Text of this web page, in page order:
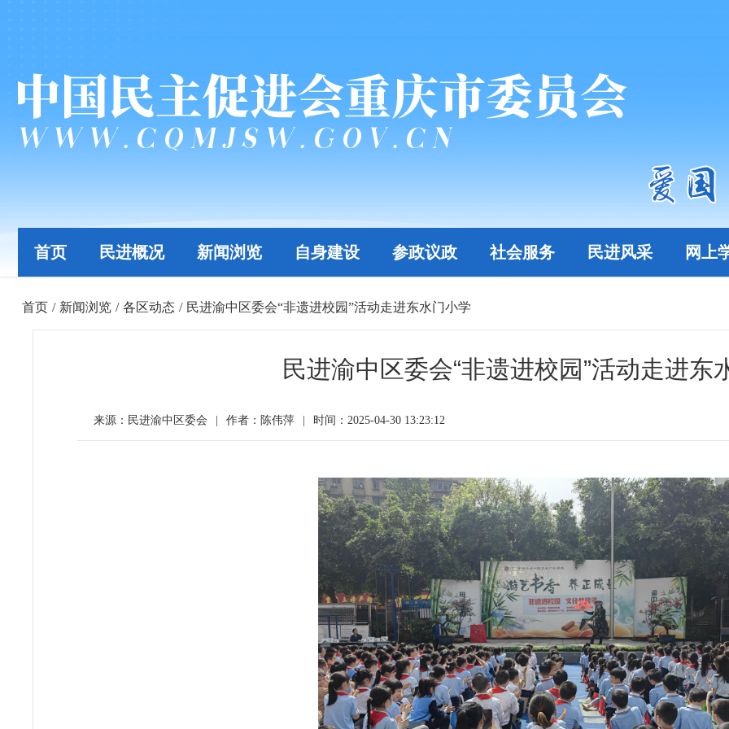
首页 民进概况 新闻浏览 自身建设 参政议政 社会服务 民进风采 网上
首页 / 新闻浏览 / 各区动态 / 民进渝中区委会“非遗进校园”活动走进东水门小学
民进渝中区委会“非遗进校园”活动走进东
来源：民进渝中区委会 作者：陈伟萍 时间：2025-04-30 13:23:12